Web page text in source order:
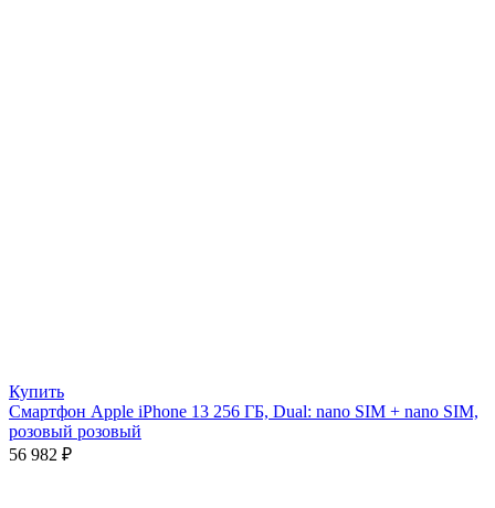
Купить
Смартфон Apple iPhone 13 256 ГБ, Dual: nano SIM + nano SIM,
розовый розовый
56 982 ₽